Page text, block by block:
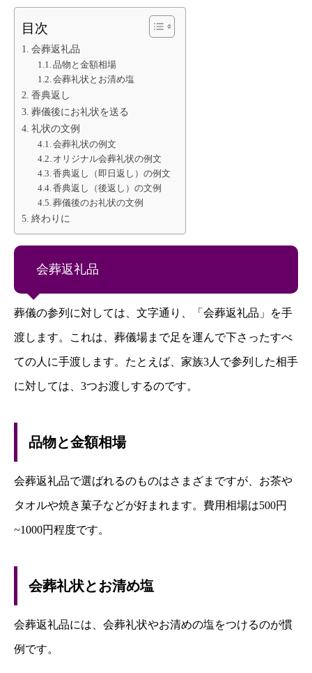
目次
会葬返礼品
品物と金額相場
会葬礼状とお清め塩
香典返し
葬儀後にお礼状を送る
礼状の文例
会葬礼状の例文
オリジナル会葬礼状の例文
香典返し（即日返し）の例文
香典返し（後返し）の文例
葬儀後のお礼状の文例
終わりに
会葬返礼品
葬儀の参列に対しては、文字通り、「会葬返礼品」を手
渡します。これは、葬儀場まで足を運んで下さったすべ
ての人に手渡します。たとえば、家族3人で参列した相手
に対しては、3つお渡しするのです。
品物と金額相場
会葬返礼品で選ばれるのものはさまざまですが、お茶や
タオルや焼き菓子などが好まれます。費用相場は500円
~1000円程度です。
会葬礼状とお清め塩
会葬返礼品には、会葬礼状やお清めの塩をつけるのが慣
例です。